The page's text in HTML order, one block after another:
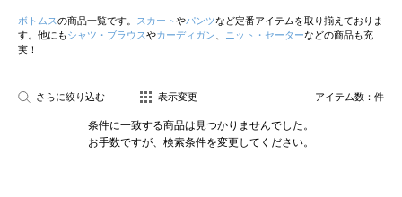
ボトムスの商品一覧です。 スカート やパンツなど定番アイテムを取り揃えておりま
す。他にもシャツ・ブラウスやカーディガン ニット・セーターなどの商品も充
実！
さらに絞り込む 表示変更 アイテム数： 件
条件に一致する商品は見つかりませんでした。
お手数ですが、検索条件を変更してください。